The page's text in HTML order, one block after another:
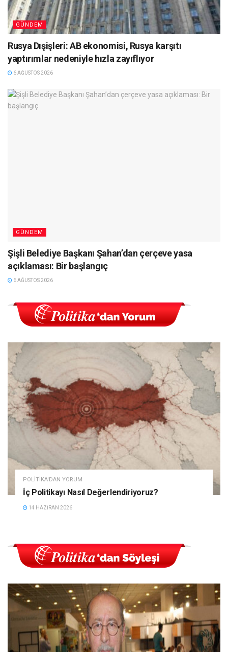
GÜNDEM
Rusya Dışişleri: AB ekonomisi, Rusya karşıtı
yaptırımlar nedeniyle hızla zayıflıyor
6 AĞUSTOS 2026
GÜNDEM
Şişli Belediye Başkanı Şahan’dan çerçeve yasa
açıklaması: Bir başlangıç
6 AĞUSTOS 2026
POLITIKA'DAN YORUM
İç Politikayı Nasıl Değerlendiriyoruz?
14 HAZIRAN 2026